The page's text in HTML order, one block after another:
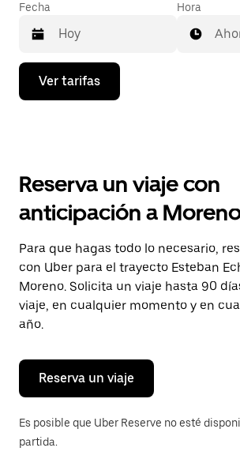
Fecha
Presiona
flecha
el
y
selecciona
una
fecha.
Presiona
la
tecla Esc
para
cerrar
calendario.
Hora
Ver tarifas
Reserva un viaje con
anticipación a
Para que hagas todo lo necesario,
con Uber para el trayecto Esteban
Moreno. Solicita un viaje hasta 90
viaje, en cualquier momento y en
año.
Reserva un viaje
Es posible que Uber Reserve no esté
partida.